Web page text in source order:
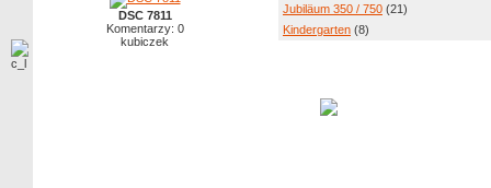
DSC 7811
Komentarzy: 0
kubiczek
Jubiläum 350 / 750 (21)
Kindergarten (8)